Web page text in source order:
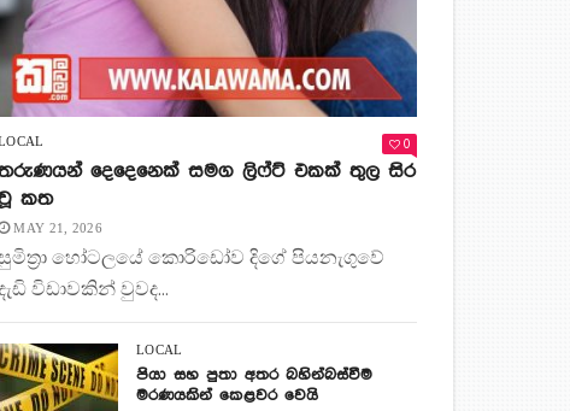
0
දෙදෙනෙක් සමග ලිෆ්ට් එකක් තුල සිර
කත
MAY 21, 2026
හෝටලයේ කොරිඩෝව දිගේ පියනැගුවේ
විඩාවකින් වුවද...
LOCAL
පියා සහ පුතා අතර බහින්බස්වීම
මරණයකින් කෙළවර වෙයි